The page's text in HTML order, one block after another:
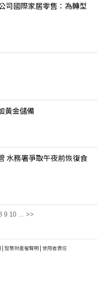
司國際家居零售：為轉型
黃金儲備
水務署爭取午夜前恢復食
9 10 ... >>
| 智慧財產權聲明 | 使用者責任